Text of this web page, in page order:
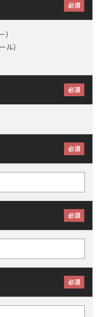
必須
ル）
必須
必須
必須
必須